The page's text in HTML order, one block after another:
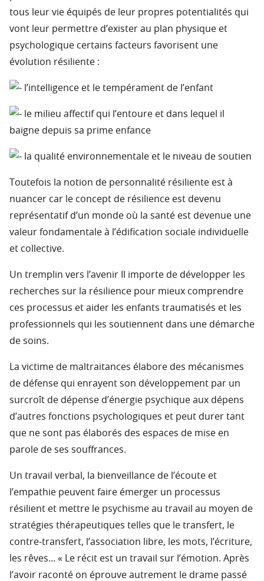
tous leur vie équipés de leur propres potentialités qui
vont leur permettre d’exister au plan physique et
psychologique certains facteurs favorisent une
évolution résiliente :
l’intelligence et le tempérament de l’enfant
le milieu affectif qui l’entoure et dans lequel il
baigne depuis sa prime enfance
la qualité environnementale et le niveau de soutien
Toutefois la notion de personnalité résiliente est à
nuancer car le concept de résilience est devenu
représentatif d’un monde où la santé est devenue une
valeur fondamentale à l’édification sociale individuelle
et collective.
Un tremplin vers l’avenir Il importe de développer les
recherches sur la résilience pour mieux comprendre
ces processus et aider les enfants traumatisés et les
professionnels qui les soutiennent dans une démarche
de soins.
La victime de maltraitances élabore des mécanismes
de défense qui enrayent son développement par un
surcroît de dépense d’énergie psychique aux dépens
d’autres fonctions psychologiques et peut durer tant
que ne sont pas élaborés des espaces de mise en
parole de ses souffrances.
Un travail verbal, la bienveillance de l’écoute et
l’empathie peuvent faire émerger un processus
résilient et mettre le psychisme au travail au moyen de
stratégies thérapeutiques telles que le transfert, le
contre-transfert, l’association libre, les mots, l’écriture,
les rêves… « Le récit est un travail sur l’émotion. Après
l’avoir raconté on éprouve autrement le drame passé